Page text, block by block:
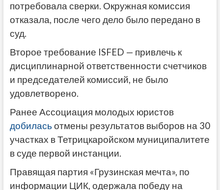
потребовала сверки. Окружная комиссия
отказала, после чего дело было передано в
суд.
Второе требование ISFED — привлечь к
дисциплинарной ответственности счетчиков
и председателей комиссий, не было
удовлетворено.
Ранее Ассоциация молодых юристов
добилась отмены результатов выборов на 30
участках в Тетрицкаройском муниципалитете
в суде первой инстанции.
Правящая партия «Грузинская мечта», по
информации ЦИК, одержала победу на